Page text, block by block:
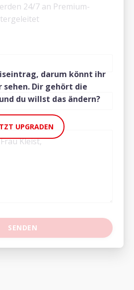
darum könnt ihr
sehen. Dir gehört die
du willst das ändern?
UPGRADEN
24/7 an Premium-